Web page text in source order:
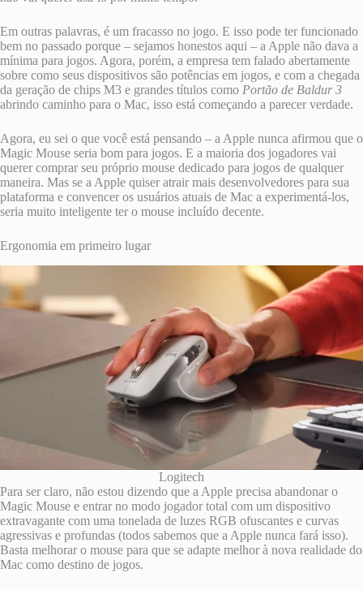
Em outras palavras, é um fracasso no jogo. E isso pode ter funcionado
bem no passado porque – sejamos honestos aqui – a Apple não dava a
mínima para jogos. Agora, porém, a empresa tem falado abertamente
sobre como seus dispositivos são potências em jogos, e com a chegada
da geração de chips M3 e grandes títulos como Portão de Baldur 3
abrindo caminho para o Mac, isso está começando a parecer verdade.
Agora, eu sei o que você está pensando – a Apple nunca afirmou que o
Magic Mouse seria bom para jogos. E a maioria dos jogadores vai
querer comprar seu próprio mouse dedicado para jogos de qualquer
maneira. Mas se a Apple quiser atrair mais desenvolvedores para sua
plataforma e convencer os usuários atuais de Mac a experimentá-los,
seria muito inteligente ter o mouse incluído decente.
Ergonomia em primeiro lugar
Logitech
Para ser claro, não estou dizendo que a Apple precisa abandonar o
Magic Mouse e entrar no modo jogador total com um dispositivo
extravagante com uma tonelada de luzes RGB ofuscantes e curvas
agressivas e profundas (todos sabemos que a Apple nunca fará isso).
Basta melhorar o mouse para que se adapte melhor à nova realidade do
Mac como destino de jogos.